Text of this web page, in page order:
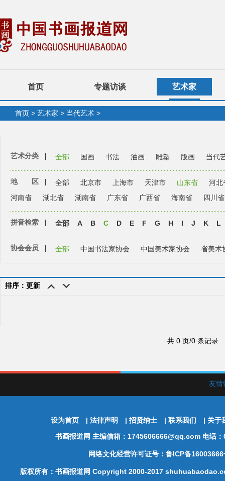
首页 专题访谈 艺术家
首页 > 艺术家 > 当代艺术 >
艺术分类 | 全部 国画 书法 油画 雕塑 版画 当代
地 区 | 全部 北京市 上海市 天津市 山东省
河北
河南省
湖北省 湖南省 广东省 广西省 海南省 四川省
拼音检索 | 全部 A B C D E F G H I J K L
协会会员 | 全部 中国书法家协会 中国美术家协会 省美术
排序：更新
共 0 页/0 条记录
友
设为首页 | 法律声明 | 招贤纳士 | 联系我们 | 关于
书画报道网 主编信箱：1745606666@qq.com 电话
网络文化经营许可证号：鲁ICP备
版权所有：书画报道网 Copyright 2000-2017